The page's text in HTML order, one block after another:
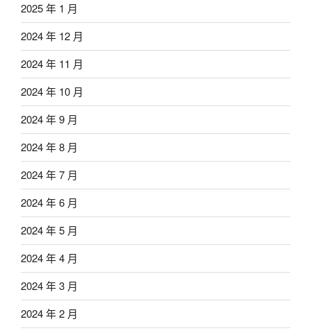
2025 年 1 月
2024 年 12 月
2024 年 11 月
2024 年 10 月
2024 年 9 月
2024 年 8 月
2024 年 7 月
2024 年 6 月
2024 年 5 月
2024 年 4 月
2024 年 3 月
2024 年 2 月